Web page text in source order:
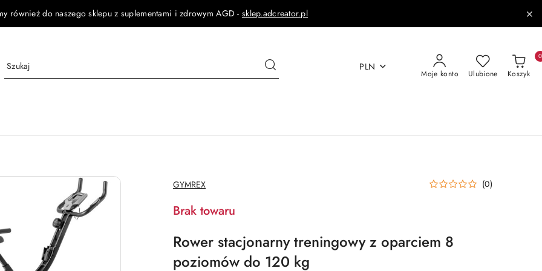
również do naszego sklepu z suplementami i zdrowym AGD - sklep.adcreator.pl
PLN
Moje konto Ulubione Koszyk
0
NAZWA
PRODUCENTA:
GYMREX (0)
Brak towaru
Rower stacjonarny treningowy z oparciem 8
poziomów do 120 kg